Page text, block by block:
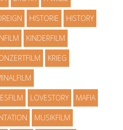
HISTORIE HISTORY
KINDERFILM
KRIEG
LOVESTORY MAFIA
MUSIKFILM